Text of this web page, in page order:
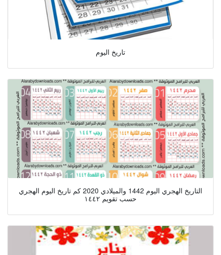
تاريخ اليوم
التاريخ الهجري اليوم 1442 والميلادي 2020 كم تاريخ اليوم الهجري
حسب تقويم ١٤٤٢